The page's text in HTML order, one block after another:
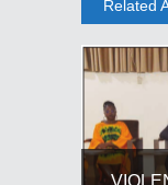
Related